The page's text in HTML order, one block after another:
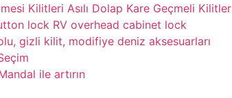
Kilitleri Asılı Dolap Kare Geçmeli Kilitler
lock RV overhead cabinet lock
gizli kilit, modifiye deniz aksesuarları
ile artırın